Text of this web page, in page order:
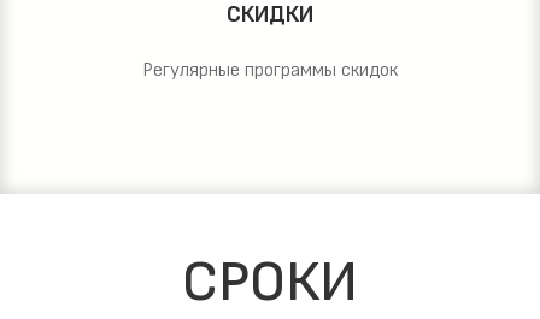
СКИДКИ
Регулярные программы скидок
СРОКИ